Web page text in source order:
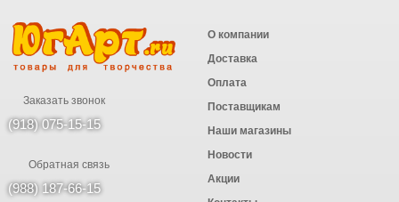
Заказать звонок
(918) 075-15-15
Обратная связь
(988) 187-66-15
О компании
Доставка
Оплата
Поставщикам
Наши магазины
Новости
Акции